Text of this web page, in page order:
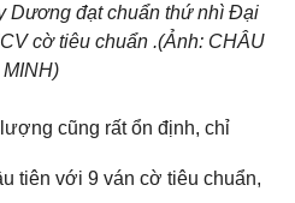
Dương đạt chuẩn thứ nhì Đại
cờ tiêu chuẩn .(Ảnh: CHÂU
MINH)
cũng rất ổn định, chỉ
tiên với 9 ván cờ tiêu chuẩn,